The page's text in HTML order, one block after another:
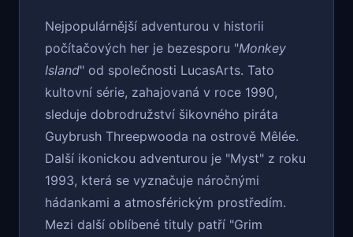
Nejpopulárnější adventurou v historii
počítačových her je bezesporu "Monkey
Island" od společnosti LucasArts. Tato
kultovní série, zahajovaná v roce 1990,
sleduje dobrodružství šikovného piráta
Guybrush Threepwooda na ostrově Mêlée.
Další ikonickou adventurou je "Myst" z roku
1993, která se vyznačuje náročnými
hádankami a atmosférickým prostředím.
Mezi další oblíbené tituly patří "Grim